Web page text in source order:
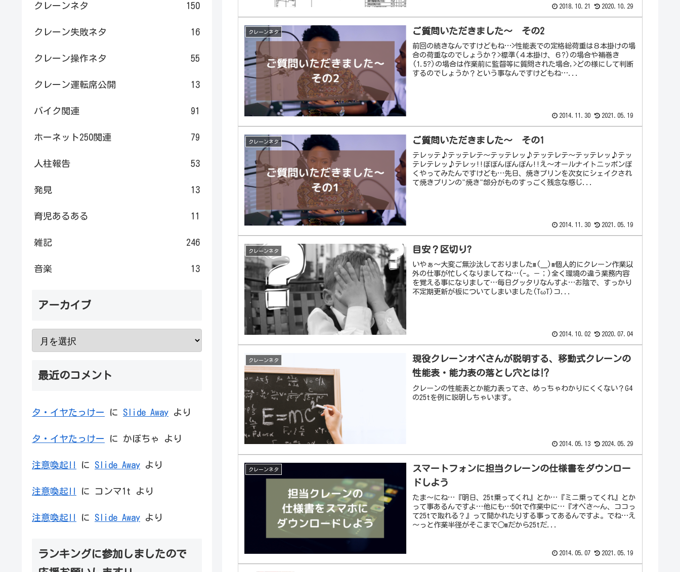
2018.10.21 2020.10.29
クレーンネタ ご質問いただきました～ その2
前回の続きなんですけどもね…>性能表での定格総荷重は８本掛けの場
合の荷重なのでしょうか？>標準(４本掛け、６?)の場合や補巻き
(1.5?)の場合は作業前に監督等に質問された場合,>どの様にして判断
するのでしょうか？という事なんですけどもね…...
2014.11.30 2021.05.19
クレーンネタ ご質問いただきました～ その1
テレッテ♪テッテレテ～テッテレッ♪テッテレテ～テッテレッ♪テッ
テレテレッ♪テレッ!!ぼぼんぼんぼん!!え～オールナイトニッポンぽ
くやってみたんですけども…先日、焼きプリンを次女にシェイクされ
て焼きプリンの"焼き"部分がものすっごく残念な感じ...
2014.11.30 2021.05.19
クレーンネタ 目安？区切り?
いやぁ～大変ご無沙汰しておりましたm(__)m個人的にクレーン作業以
外の仕事が忙しくなりましてね…(-。－；)全く環境の違う業務内容
を覚える事になりまして…毎日グッタリなんすよ…お陰で、すっかり
不定期更新が板についてしまいました(TωT)コ...
2014.10.02 2020.07.04
クレーンネタ
現役クレーンオペさんが説明する、移動式クレーンの
性能表・能力表の落とし穴とは⁉
クレーンの性能表とか能力表ってさ、めっちゃわかりにくくない？G4
の25tを例に説明しちゃいます。
2014.05.13 2024.05.29
クレーンネタ
スマートフォンに担当クレーンの仕様書をダウンロー
ドしよう
たま～にね…『明日、25t乗ってくれ』とか…『ミニ乗ってくれ』とか
って事あるんですよ…他にも…50tで作業中に…『オペさ～ん、ココっ
て25tで取れる？』って聞かれたりする事ってあるんですよ。でね…え
～っと作業半径がそこまで○mだから25tだ...
2014.05.07 2021.05.19
クレーンネタ 150
クレーン失敗ネタ 16
クレーン操作ネタ 55
クレーン運転席公開 13
バイク関連 91
ホーネット250関連 79
人柱報告 53
発見 13
育児あるある 11
雑記 246
音楽 13
アーカイブ
最近のコメント
タ・イヤたっけー に Slide Away より
タ・イヤたっけー に かぼちゃ より
注意喚起!! に Slide Away より
注意喚起!! に コンマ1t より
注意喚起!! に Slide Away より
ランキングに参加しましたので